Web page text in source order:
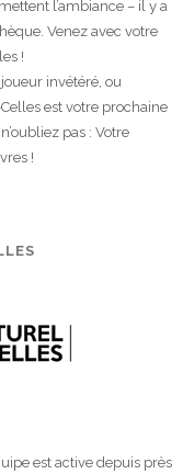
l’ambiance – il y a
Venez avec votre
!
invétéré, ou
est votre prochaine
pas : Votre
!
est active depuis près